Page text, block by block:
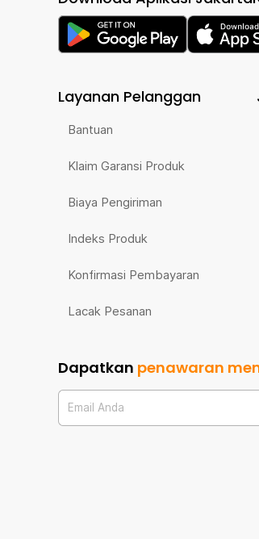
Layanan Pelanggan
Bantuan
Klaim Garansi Produk
Biaya Pengiriman
Indeks Produk
Konfirmasi Pembayaran
Lacak Pesanan
Dapatkan penawaran
Email Anda